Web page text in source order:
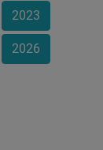
2023
2026